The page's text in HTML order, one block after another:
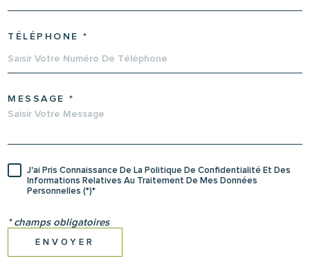
TÉLÉPHONE *
MESSAGE *
J'ai Pris Connaissance De La Politique De Confidentialité Et Des
Informations Relatives Au Traitement De Mes Données
Personnelles (*)*
* champs obligatoires
ENVOYER